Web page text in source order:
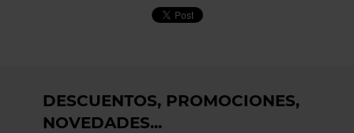
DESCUENTOS, PROMOCIONES,
NOVEDADES...